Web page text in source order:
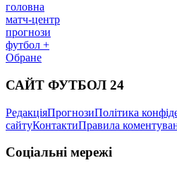
головна
матч-центр
прогнози
футбол +
Обране
САЙТ ФУТБОЛ 24
РедакціяПрогнозиПолітика
сайтуКонтактиПравила
Соціальні мережі